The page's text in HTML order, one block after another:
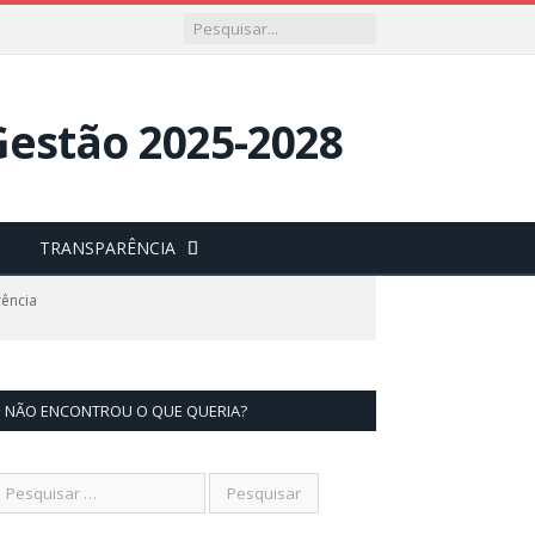
TRANSPARÊNCIA
NÃO ENCONTROU O QUE QUERIA?